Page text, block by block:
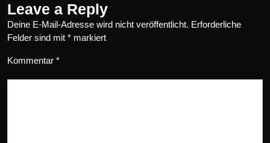
Leave a Reply
Deine E-Mail-Adresse wird nicht veröffentlicht. Erforderliche
Felder sind mit * markiert
Kommentar *